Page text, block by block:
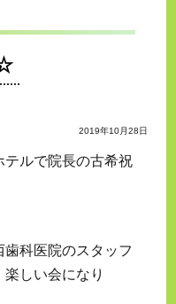
2019年10月28日
ルで院長の古希祝
科医院のスタッフ
しい会になり